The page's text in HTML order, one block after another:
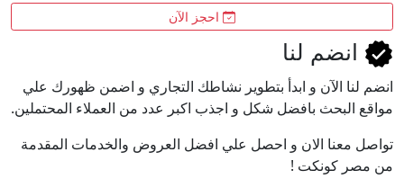
احجز الآن
انضم لنا
انضم لنا اﻵن و ابدأ بتطوير نشاطك التجاري و اضمن ظهورك علي
مواقع البحث بافضل شكل و اجذب اكبر عدد من العملاء المحتملين.
تواصل معنا الان و احصل علي افضل العروض والخدمات المقدمة
من مصر كونكت !